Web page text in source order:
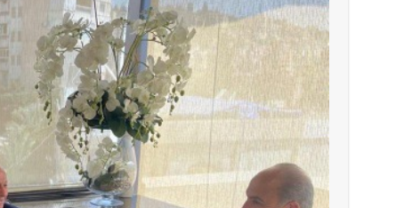
أخبار صيدا المهندس محمد دندشلي : صيدا 2027 : فلنجعلها قصة يرويها لبنان تؤسس للمستقبل لا سنة نحتفل بها ثم نطويها
أخبار لبنان الطقس غدا صيفي معتاد والحرارة ضمن
أخبار لبنان إنفجار مرفأ أم إنفجار دولة؟... كيف نحمي
أخبار لبنان راتب النائب من 3 آلاف إلى 5 آلاف دولار شهرياً... فكيف أقرّت الزيادة؟